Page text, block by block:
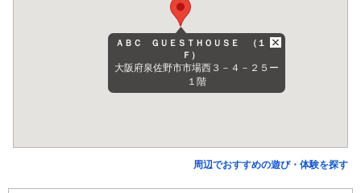
ＡＢＣ ＧＵＥＳＴＨＯＵＳＥ （１
Ｆ）
大阪府泉佐野市市場西３－４－２５ー
１階
周辺でおすすめの遊び・体験を探す